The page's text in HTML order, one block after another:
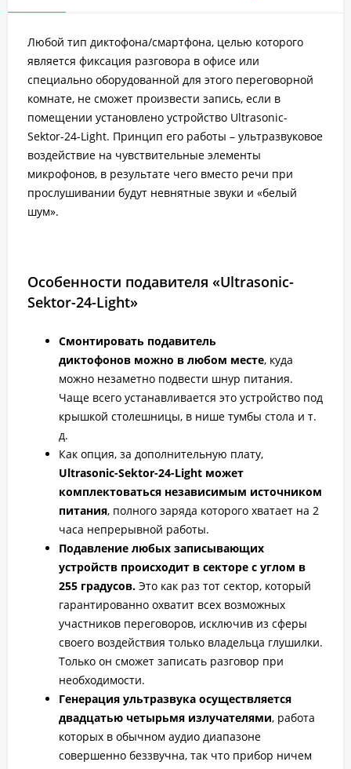
Любой тип диктофона/смартфона, целью которого
является фиксация разговора в офисе или
специально оборудованной для этого переговорной
комнате, не сможет произвести запись, если в
помещении установлено устройство Ultrasonic-
Sektor-24-Light. Принцип его работы – ультразвуковое
воздействие на чувствительные элементы
микрофонов, в результате чего вместо речи при
прослушивании будут невнятные звуки и «белый
шум».
Особенности подавителя «Ultrasonic-
Sektor-24-Light»
Смонтировать подавитель
диктофонов можно в любом месте, куда
можно незаметно подвести шнур питания.
Чаще всего устанавливается это устройство под
крышкой столешницы, в нише тумбы стола и т.
д.
Как опция, за дополнительную плату,
Ultrasonic-Sektor-24-Light может
комплектоваться независимым источником
питания, полного заряда которого хватает на 2
часа непрерывной работы.
Подавление любых записывающих
устройств происходит в секторе с углом в
255 градусов. Это как раз тот сектор, который
гарантированно охватит всех возможных
участников переговоров, исключив из сферы
своего воздействия только владельца глушилки.
Только он сможет записать разговор при
необходимости.
Генерация ультразвука осуществляется
двадцатью четырьмя излучателями, работа
которых в обычном аудио диапазоне
совершенно беззвучна, так что прибор ничем